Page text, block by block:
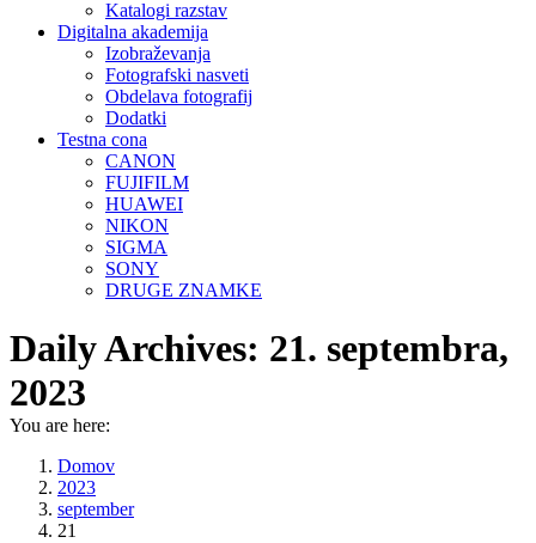
Katalogi razstav
Digitalna akademija
Izobraževanja
Fotografski nasveti
Obdelava fotografij
Dodatki
Testna cona
CANON
FUJIFILM
HUAWEI
NIKON
SIGMA
SONY
DRUGE ZNAMKE
Daily Archives: 21. septembra,
2023
You are here:
Domov
2023
september
21